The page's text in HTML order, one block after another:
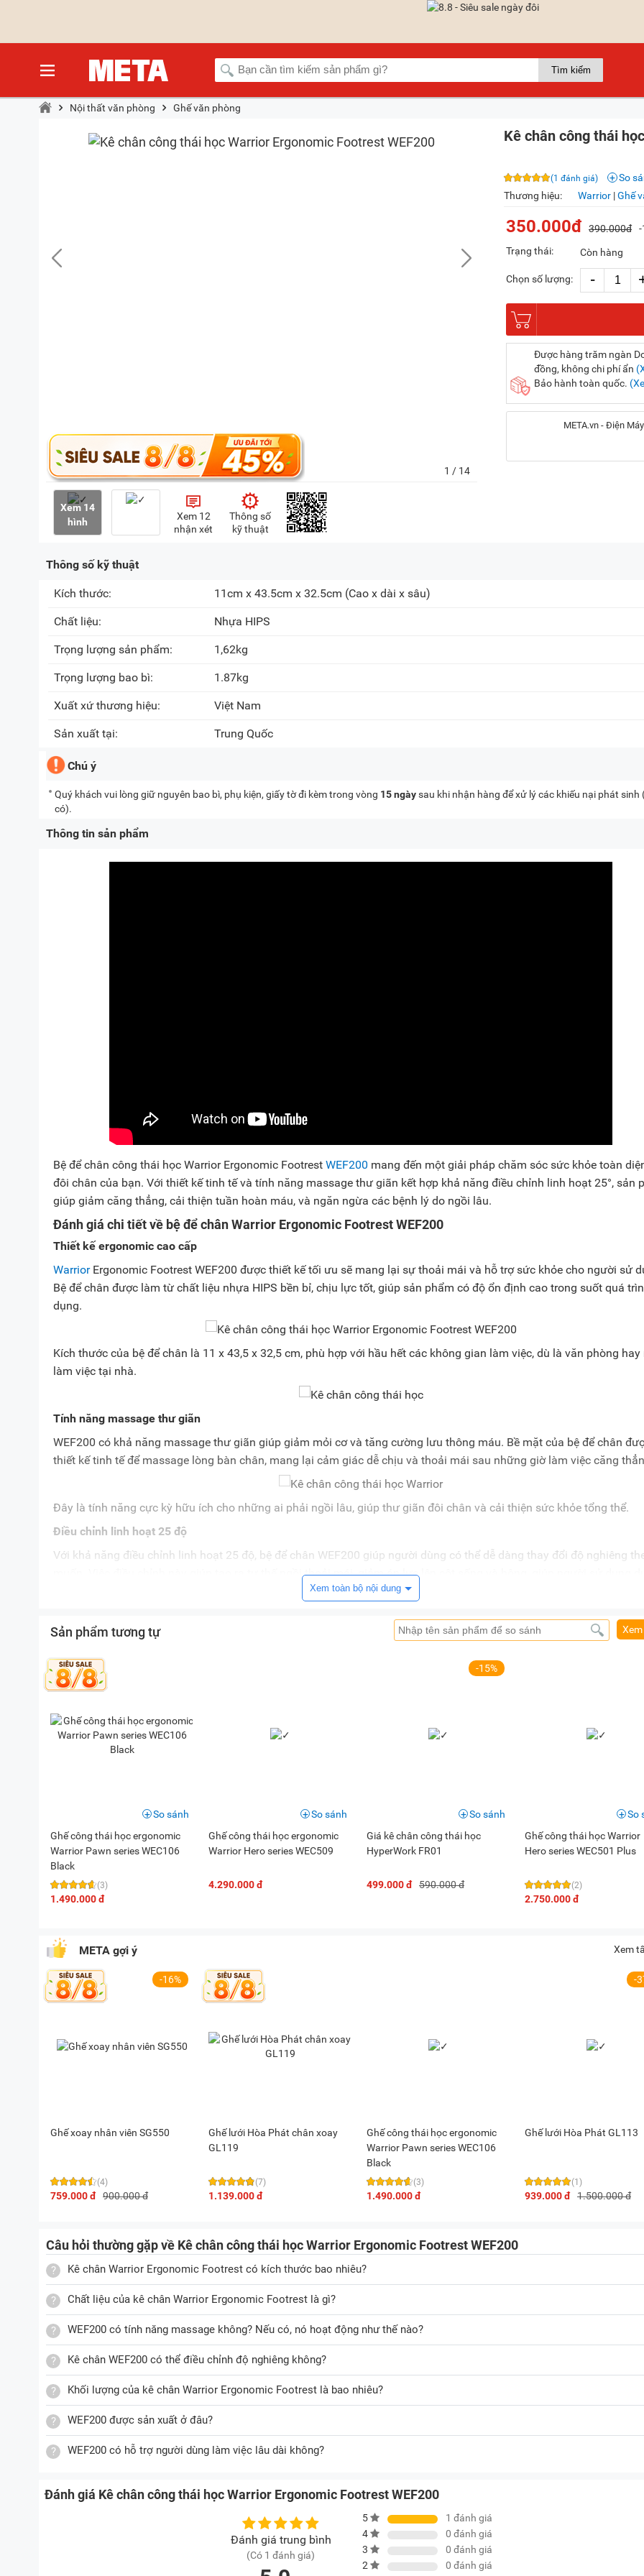
Nội thất văn phòng Ghế văn phòng
1 / 14
Xem 14
hình
Xem 12
nhận xét
Thông số
kỹ thuật
Kê chân công thái
(1 đánh giá)
So
Thương hiệu:
Warrior |Ghế
350.000đ 390.000đ -
Trạng thái:
Còn hàng
Chọn số lượng: -
Được hàng trăm ngàn
đồng, không chi phí ẩn
Bảo hành toàn quốc.
META.vn - Điện
Địa chỉ:
Thông số kỹ thuật
Kích thước: 11cm x 43.5cm x 32.5cm (Cao x dài x sâu)
Chất liệu: Nhựa HIPS
Trọng lượng sản phẩm: 1,62kg
Trọng lượng bao bì: 1.87kg
Xuất xứ thương hiệu: Việt Nam
Sản xuất tại: Trung Quốc
Chú ý
Quý khách vui lòng giữ nguyên bao bì, phụ kiện, giấy tờ đi kèm trong vòng 15 ngàysau khi nhận hàng để xử lý các khiếu nại phát sinh
có).
Thông tin sản phẩm
Bệ để chân công thái học Warrior Ergonomic Footrest WEF200 mang đến một giải pháp chăm sóc sức khỏe toàn
đôi chân của bạn. Với thiết kế tinh tế và tính năng massage thư giãn kết hợp khả năng điều chỉnh linh hoạt 25°, sản
giúp giảm căng thẳng, cải thiện tuần hoàn máu, và ngăn ngừa các bệnh lý do ngồi lâu.
Đánh giá chi tiết về bệ để chân Warrior Ergonomic Footrest WEF200
Thiết kế ergonomic cao cấp
WarriorErgonomic Footrest WEF200 được thiết kế tối ưu sẽ mang lại sự thoải mái và hỗ trợ sức khỏe cho người sử
Bệ để chân được làm từ chất liệu nhựa HIPS bền bỉ, chịu lực tốt, giúp sản phẩm có độ ổn định cao trong suốt quá
dụng.
Kích thước của bệ để chân là 11 x 43,5 x 32,5 cm, phù hợp với hầu hết các không gian làm việc, dù là văn phòng hay
làm việc tại nhà.
Tính năng massage thư giãn
WEF200 có khả năng massage thư giãn giúp giảm mỏi cơ và tăng cường lưu thông máu. Bề mặt của bệ để chân
thiết kế tinh tế để massage lòng bàn chân, mang lại cảm giác dễ chịu và thoải mái sau những giờ làm việc căng
Đây là tính năng cực kỳ hữu ích cho những ai phải ngồi lâu, giúp thư giãn đôi chân và cải thiện sức khỏe tổng thể.
Điều chỉnh linh hoạt 25 độ
Với khả năng điều chỉnh linh hoạt 25 độ, bệ để chân WEF200 giúp người dùng có thể dễ dàng thay đổi độ nghiêng
muốn. Việc điều chỉnh này giúp tạo ra tư thế ngồi thoải mái, giảm áp lực lên cột sống và hông, giúp người sử dụng
một tư thế ngồi chuẩn suốt cả ngày làm việc. Tính năng này rất quan trọng trong việc giảm thiểu các vấn đề sức khỏe
Lợi ích sức khỏe vượt trội
Warrior Ergonomic Footrest WEF200 không chỉ là một phụ kiện làm việc mà còn là một sản phẩm chăm sóc sức khỏe
Việc thư giãn đôi chân trong khi làm việc cũng giúp tăng năng suất và cải thiện sự tập trung. Sản phẩm này phù hợp
Xem toàn bộ nội dung
Sản phẩm tương tự
Ghế công thái học ergonomic
Warrior Pawn series WEC106
Black
(3)
1.490.000 đ
So sánh
Ghế công thái học ergonomic
Warrior Hero series WEC509
4.290.000 đ
So sánh
-15%
Giá kê chân công thái học
HyperWork FR01
499.000 đ 590.000 đ
So sánh
Ghế công thái học Warrior
Hero series WEC501 Plus
(2)
2.750.000 đ
So
META gợi ý Xem
-16%
Ghế xoay nhân viên SG550
(4)
759.000 đ 900.000 đ
Ghế lưới Hòa Phát chân xoay
GL119
(7)
1.139.000 đ
Ghế công thái học ergonomic
Warrior Pawn series WEC106
Black
(3)
1.490.000 đ
-
Ghế lưới Hòa Phát GL113
(1)
939.000 đ 1.500.000 đ
Câu hỏi thường gặp về Kê chân công thái học Warrior Ergonomic Footrest WEF200
Kê chân Warrior Ergonomic Footrest có kích thước bao nhiêu?
Chất liệu của kê chân Warrior Ergonomic Footrest là gì?
WEF200 có tính năng massage không? Nếu có, nó hoạt động như thế nào?
Kê chân WEF200 có thể điều chỉnh độ nghiêng không?
Khối lượng của kê chân Warrior Ergonomic Footrest là bao nhiêu?
WEF200 được sản xuất ở đâu?
WEF200 có hỗ trợ người dùng làm việc lâu dài không?
Đánh giá Kê chân công thái học Warrior Ergonomic Footrest WEF200
Đánh giá trung bình
(Có 1 đánh giá)
5 1 đánh giá
4
0 đánh giá
3
0 đánh giá
2
0 đánh giá